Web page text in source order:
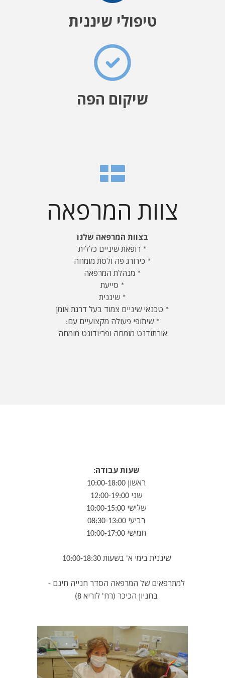
טיפולי שיננית
שיקום הפה
צוות המרפאה
בצוות המרפאה שלנו
* רופאת שיניים כללית
* כירורג פה ולסת מומחה
* מנהלת המרפאה
* סייעת
* שיננית
* טכנאי שיניים צמוד בעל דרגת אומן
* שיתופי פעולה מקצועיים עם:
אורתודנט מומחה ופריודונט מומחה
שעות עבודה:
ראשון 10:00-18:00
שני 12:00-19:00
שלישי 10:00-15:00
רביעי 08:30-13:00
חמישי 10:00-17:00
שיננית בימי א' בשעות 10:00-18:30
למתרפאים של המרפאה הסדר חנייה חינם -
בחניון הכיכר (רח' לוריא 8)